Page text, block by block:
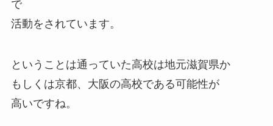
で
活動をされています。
ということは通っていた高校は地元滋賀県か
もしくは京都、大阪の高校である可能性が
高いですね。